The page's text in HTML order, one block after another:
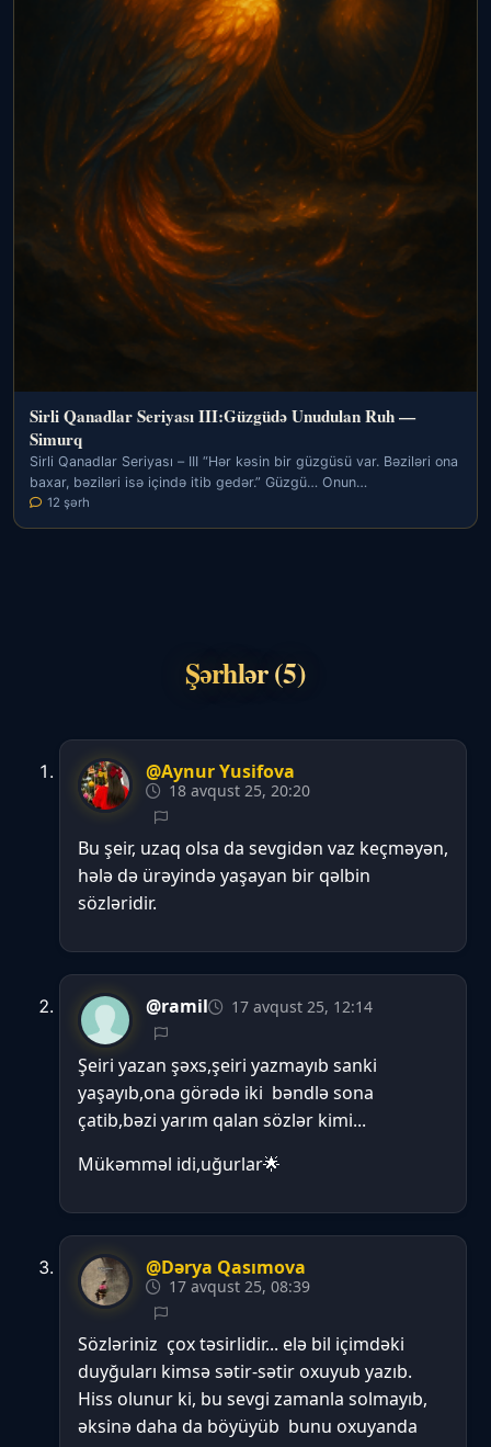
Sirli Qanadlar Seriyası III:Güzgüdə Unudulan Ruh —
Simurq
Sirli Qanadlar Seriyası – III “Hər kəsin bir güzgüsü var. Bəziləri ona
baxar, bəziləri isə içində itib gedər.” Güzgü… Onun…
12 şərh
Şərhlər (5)
@Aynur Yusifova
18 avqust 25, 20:20
Bu şeir, uzaq olsa da sevgidən vaz keçməyən,
hələ də ürəyində yaşayan bir qəlbin
sözləridir.
@ramil 17 avqust 25, 12:14
Şeiri yazan şəxs,şeiri yazmayıb sanki
yaşayıb,ona görədə iki bəndlə sona
çatib,bəzi yarım qalan sözlər kimi...
Mükəmməl idi,uğurlar🌟
@Dərya Qasımova
17 avqust 25, 08:39
Sözləriniz çox təsirlidir... elə bil içimdəki
duyğuları kimsə sətir-sətir oxuyub yazıb.
Hiss olunur ki, bu sevgi zamanla solmayıb,
əksinə daha da böyüyüb bunu oxuyanda